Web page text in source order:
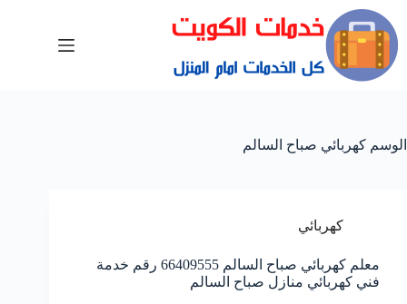
الوسم كهربائي صباح السالم
كهربائي
معلم كهربائي صباح السالم 66409555 رقم خدمة
فني كهربائي منازل صباح السالم